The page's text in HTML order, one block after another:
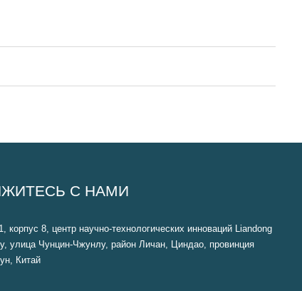
С НАМИ
корпус 8, центр научно-технологических инноваций Liandong
улица Чунцин-Чжунлу, район Личан, Циндао, провинция
Китай